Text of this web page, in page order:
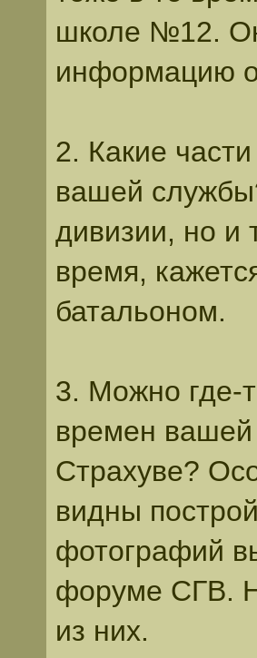
школе №12.
информацию о
2. Какие
вашей
дивизии, но и
время,
батальоном.
3. Можно где-
времен
Страхуве?
видны
фотографий
форуме СГВ.
из них.